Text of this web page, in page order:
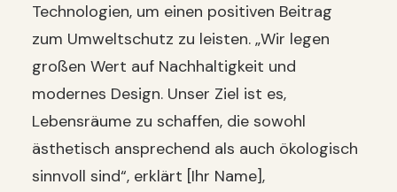
Technologien, um einen positiven Beitrag
zum Umweltschutz zu leisten. „Wir legen
großen Wert auf Nachhaltigkeit und
modernes Design. Unser Ziel ist es,
Lebensräume zu schaffen, die sowohl
ästhetisch ansprechend als auch ökologisch
sinnvoll sind“, erklärt [Ihr Name],